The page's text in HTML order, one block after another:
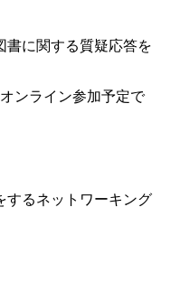
に関する質疑応答を
ンライン参加予定で
るネットワーキング